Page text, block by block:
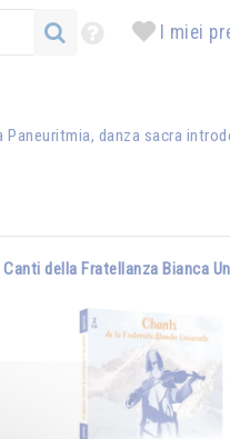
I miei
danza sacra
Canti della Fratellanza Bianca